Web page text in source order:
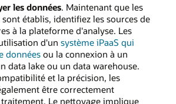
les données. Maintenant que les
établis, identifiez les sources de
à la plateforme d'analyse. Les
d'un système iPaaS qui
données ou la connexion à un
data lake ou un data warehouse.
et la précision, les
être correctement
Le nettoyage implique